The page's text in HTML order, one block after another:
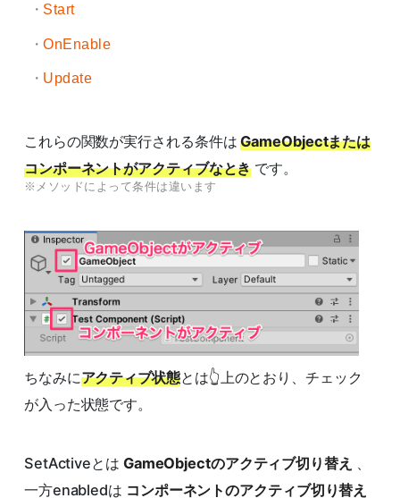
Start
OnEnable
Update
これらの関数が実行される条件はGameObjectまたは
コンポーネントがアクティブなとき です。
※メソッドによって条件は違います
ちなみにアクティブ状態とは👆上のとおり、チェック
が入った状態です。
SetActiveとは GameObjectのアクティブ切り替え 、
一方enabledは コンポーネントのアクティブ切り替え